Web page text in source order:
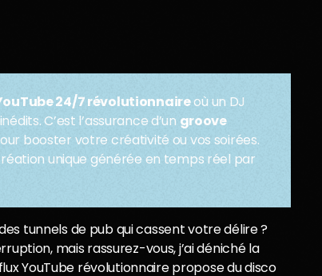
24/7 révolutionnaireoù un DJ
C’est l’assurance d’un groove
booster votre créativité ou vos soirées.
unique générée en temps réel par
tunnels de pub qui cassent votre délire ?
mais rassurez-vous, j’ai déniché la
YouTube révolutionnaire propose du disco